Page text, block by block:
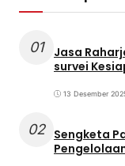
01
Jasa
survei
13 Desember
02 Sengketa